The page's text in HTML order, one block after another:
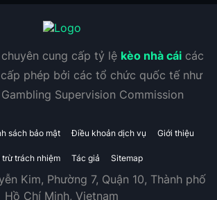
cung cấp tỷ lệ kèo nhà cáicác
phép bởi các tổ chức quốc tế như
Supervision Commission
sách bảo mật Điều khoản dịch vụ Giới thiệu
trừ trách nhiệm Tác giả Sitemap
Kim, Phường 7, Quận 10, Thành phố
Hồ Chí Minh, Vietnam